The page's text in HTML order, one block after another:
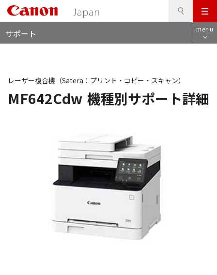
メ
ニ
ュ
サポート menu
MF642Cdw 機種別サポート詳細
レーザー複合機（Satera：プリント・コピー・スキャン）